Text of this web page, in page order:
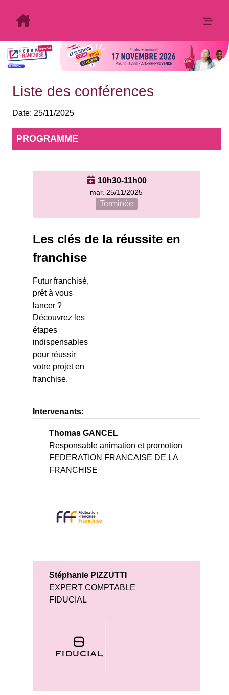
Liste des conférences
Date: 25/11/2025
PROGRAMME
10h30-11h00
mar. 25/11/2025
Terminée
Les clés de la réussite en
franchise
Futur franchisé,
prêt à vous
lancer ?
Découvrez les
étapes
indispensables
pour réussir
votre projet en
franchise.
Intervenants:
Thomas GANCEL
Responsable animation et promotion
FEDERATION FRANCAISE DE LA
FRANCHISE
Stéphanie PIZZUTTI
EXPERT COMPTABLE
FIDUCIAL